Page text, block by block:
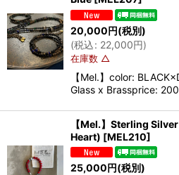
20,000円(税別)
(税込: 22,000円)
在庫数 △
【Mel.】color:
Glass x Brassprice:
【Mel.】Sterling
Heart) [MEL210]
25,000円(税別)